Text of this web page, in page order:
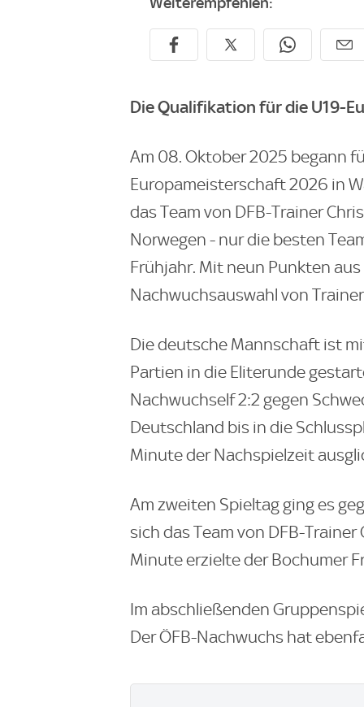
Die Qualifikation für die U19-
Am 08. Oktober 2025 begann
Europameisterschaft 2026 in
das Team von DFB-Trainer
Norwegen - nur die besten
Frühjahr. Mit neun Punkten
Nachwuchsauswahl von
Die deutsche Mannschaft ist
Partien in die Eliterunde
Nachwuchself 2:2 gegen
Deutschland bis in die
Minute der Nachspielzeit
Am zweiten Spieltag ging es
sich das Team von DFB-
Minute erzielte der Bochumer
Im abschließenden
Der ÖFB-Nachwuchs hat